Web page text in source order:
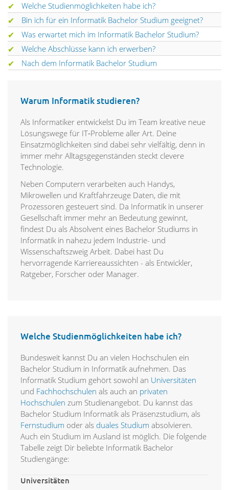
Welche Studienmöglichkeiten habe ich?
Bin ich für ein Informatik Bachelor Studium geeignet?
Was erwartet mich im Informatik Bachelor Studium?
Welche Abschlüsse kann ich erwerben?
Nach dem Informatik Bachelor Studium
Warum Informatik studieren?
Als Informatiker entwickelst Du im Team kreative neue
Lösungswege für IT‑Probleme aller Art. Deine
Einsatzmöglichkeiten sind dabei sehr vielfältig, denn in
immer mehr Alltagsgegenständen steckt clevere
Technologie.
Neben Computern verarbeiten auch Handys,
Mikrowellen und Kraftfahrzeuge Daten, die mit
Prozessoren gesteuert sind. Da Informatik in unserer
Gesellschaft immer mehr an Bedeutung gewinnt,
findest Du als Absolvent eines Bachelor Studiums in
Informatik in nahezu jedem Industrie- und
Wissenschaftszweig Arbeit. Dabei hast Du
hervorragende Karriereaussichten - als Entwickler,
Ratgeber, Forscher oder Manager.
Welche Studienmöglichkeiten habe ich?
Bundesweit kannst Du an vielen Hochschulen ein
Bachelor Studium in Informatik aufnehmen. Das
Informatik Studium gehört sowohl an Universitäten
und Fachhochschulen als auch an privaten
Hochschulen zum Studienangebot. Du kannst das
Bachelor Studium Informatik als Präsenzstudium, als
Fernstudium oder als duales Studium absolvieren.
Auch ein Studium im Ausland ist möglich. Die folgende
Tabelle zeigt Dir beliebte Informatik Bachelor
Studiengänge:
Universitäten